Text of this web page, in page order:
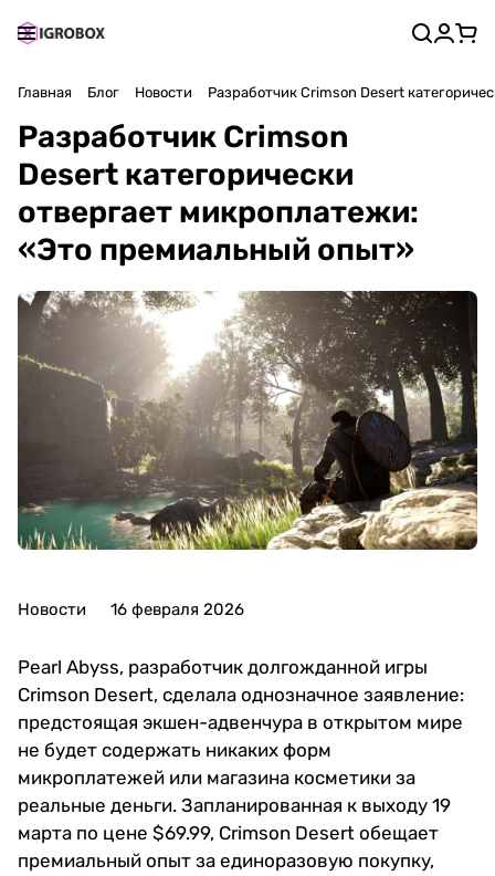
Главная Блог Новости Разработчик Crimson Desert
Разработчик Crimson
Desert категорически
отвергает микроплатежи:
«Это премиальный опыт»
Новости 16 февраля 2026
Pearl Abyss, разработчик долгожданной игры
Crimson Desert, сделала однозначное заявление:
предстоящая экшен-адвенчура в открытом мире
не будет содержать никаких форм
микроплатежей или магазина косметики за
реальные деньги. Запланированная к выходу 19
марта по цене $69.99, Crimson Desert обещает
премиальный опыт за единоразовую покупку,